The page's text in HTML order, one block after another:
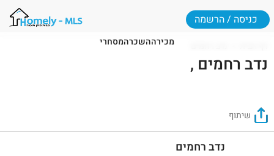
מכירההשכרהמסחרי
כניסה / הרשמה
נדב רחמים ,
שיתוף
נדב רחמים